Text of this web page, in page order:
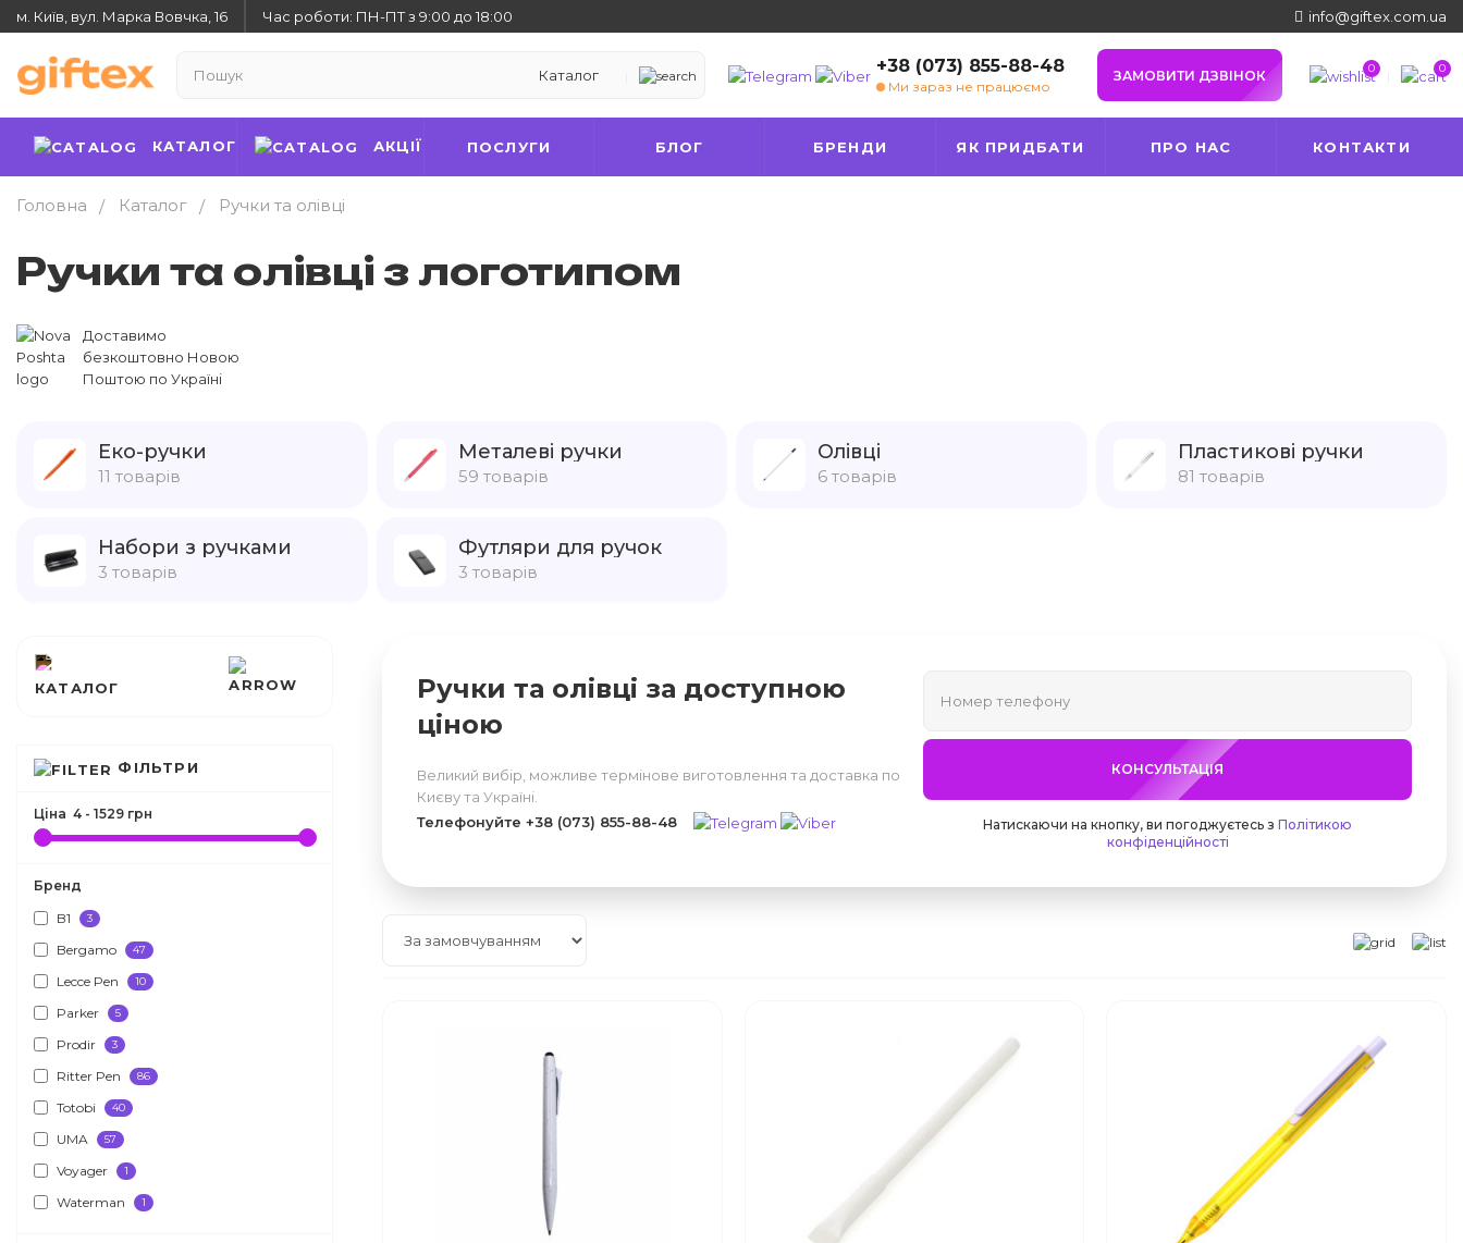
м. Київ, вул. Марка Вовчка, 16 Час роботи: ПН-ПТ з 9:00 до 18:00 info@giftex.com.ua
Каталог +38 (073) 855-88-48
Ми зараз не працюємо
ЗАМОВИТИ ДЗВІНОК 0 0
КАТАЛОГ АКЦІЇ ПОСЛУГИ БЛОГ БРЕНДИ ЯК ПРИДБАТИ ПРО НАС КОНТАКТИ
Головна Каталог Ручки та олівці
Ручки та олівці з логотипом
Доставимо
безкоштовно Новою
Поштою по Україні
Еко-ручки
11 товарів
Металеві ручки
59 товарів
Олівці
6 товарів
Пластикові ручки
81 товарів
Набори з ручками
3 товарів
Футляри для ручок
3 товарів
КАТАЛОГ
ФІЛЬТРИ
Ціна 4 - 1529 грн
Бренд
B1 3
Bergamo 47
Lecce Pen 10
Parker 5
Prodir 3
Ritter Pen 86
Totobi 40
UMA 57
Voyager 1
Waterman 1
Ручки та олівці за доступною
ціною
Великий вибір, можливе термінове виготовлення та доставка по
Києву та Україні.
Телефонуйте +38 (073) 855-88-48
КОНСУЛЬТАЦІЯ
Натискаючи на кнопку, ви погоджуєтесь з Політикою
конфіденційності